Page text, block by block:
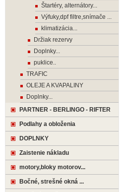
Štartéry, alternátory...
Výfuky,dpf filtre,snímače ...
klimatizácia...
Držiak rezervy
Doplnky...
puklice..
TRAFIC
OLEJE A KVAPALINY
Doplnky...
PARTNER - BERLINGO - RIFTER
Podlahy a obloženia
DOPLNKY
Zaistenie nákladu
motory,bloky motorov...
Bočné, strešné okná ...